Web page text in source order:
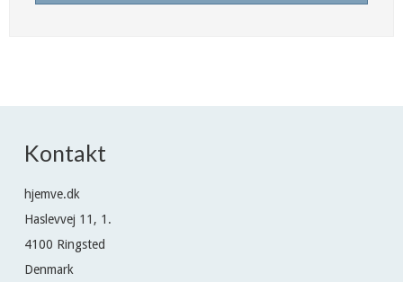
Kontakt
hjemve.dk
Haslevvej 11, 1.
4100 Ringsted
Denmark